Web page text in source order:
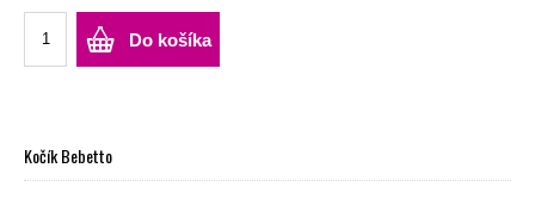
Do košíka
Kočík Bebetto